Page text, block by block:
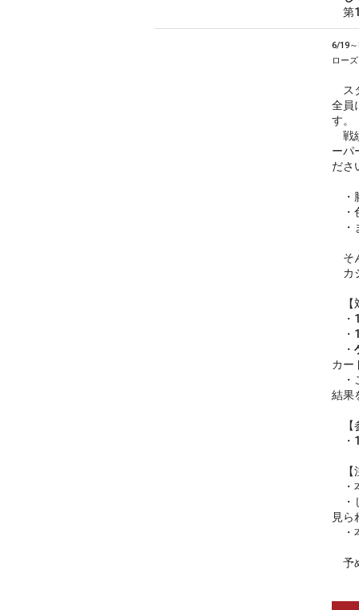
第1
6/19
ロー
ス
全員
す。
戦
ーパ
ださ
・
・
・
そ
カ
【
・1
・1
・
カー
・
結果
【
・1
【
・
・
見ら
・
予